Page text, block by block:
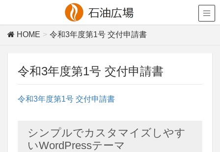
HOME 令和3年度第1号 交付申請書
令和3年度第1号 交付申請書
令和3年度第1号 交付申請書
シンプルでカスタマイズしやす
いWordPressテーマ